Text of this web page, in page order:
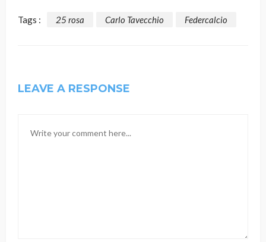
Tags : 25 rosa Carlo Tavecchio Federcalcio
LEAVE A RESPONSE